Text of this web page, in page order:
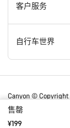
售罄
¥199
Canyon 新闻发布
条款和条件
法律披露
数据保护声明
提示和建议
Canyon Home
会员礼遇
Canyon App
找到您梦寐以求
现货自行车
找到您的
自行车对比
客户服务
支持中心
服务网点
送货
自行车世界
公路车
砾石车
Canyon ©
GmbH – 保留所有